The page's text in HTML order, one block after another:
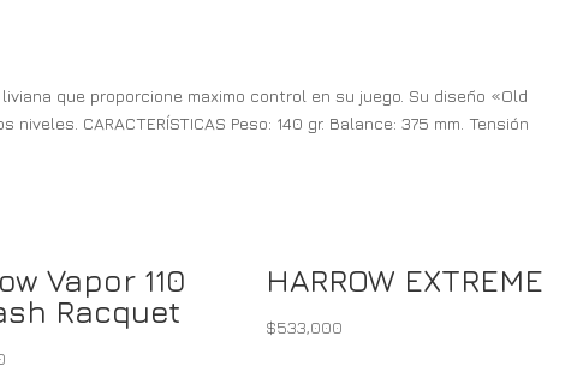
que proporcione maximo control en su juego. Su diseño «Old
CARACTERÍSTICAS Peso: 140 gr. Balance: 375 mm. Tensión
Vapor 110
Racquet
HARROW EXTREME
$533,000